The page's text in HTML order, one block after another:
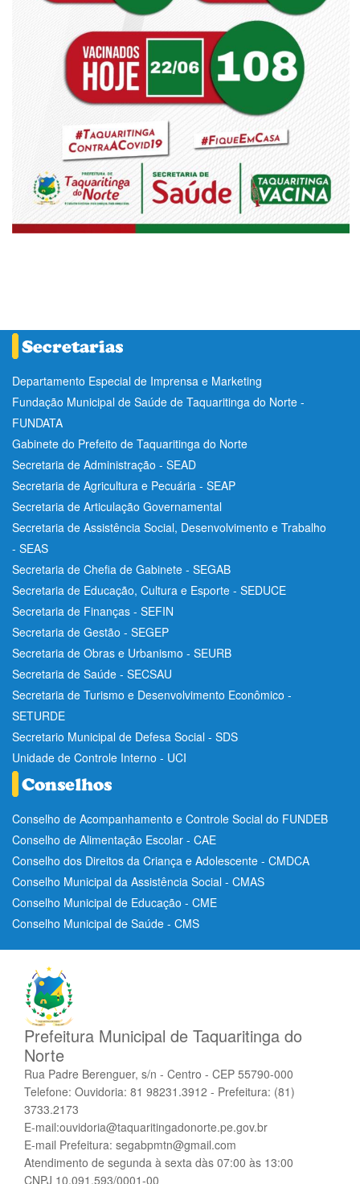
Departamento Especial de Imprensa e Marketing
Fundação Municipal de Saúde de Taquaritinga do Norte -
FUNDATA
Gabinete do Prefeito de Taquaritinga do Norte
Secretaria de Administração - SEAD
Secretaria de Agricultura e Pecuária - SEAP
Secretaria de Articulação Governamental
Secretaria de Assistência Social, Desenvolvimento e Trabalho
- SEAS
Secretaria de Chefia de Gabinete - SEGAB
Secretaria de Educação, Cultura e Esporte - SEDUCE
Secretaria de Finanças - SEFIN
Secretaria de Gestão - SEGEP
Secretaria de Obras e Urbanismo - SEURB
Secretaria de Saúde - SECSAU
Secretaria de Turismo e Desenvolvimento Econômico -
SETURDE
Secretario Municipal de Defesa Social - SDS
Unidade de Controle Interno - UCI
Conselho de Acompanhamento e Controle Social do FUNDEB
Conselho de Alimentação Escolar - CAE
Conselho dos Direitos da Criança e Adolescente - CMDCA
Conselho Municipal da Assistência Social - CMAS
Conselho Municipal de Educação - CME
Conselho Municipal de Saúde - CMS
Prefeitura Municipal de Taquaritinga do
Norte
Rua Padre Berenguer, s/n - Centro - CEP 55790-000
Telefone: Ouvidoria: 81 98231.3912 - Prefeitura: (81)
3733.2173
E-mail:ouvidoria@taquaritingadonorte.pe.gov.br
E-mail Prefeitura: segabpmtn@gmail.com
Atendimento de segunda à sexta dàs 07:00 às 13:00
CNPJ 10.091.593/0001-00